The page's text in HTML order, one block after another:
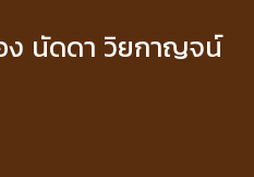
ง นัดดา วิยกาญจน์